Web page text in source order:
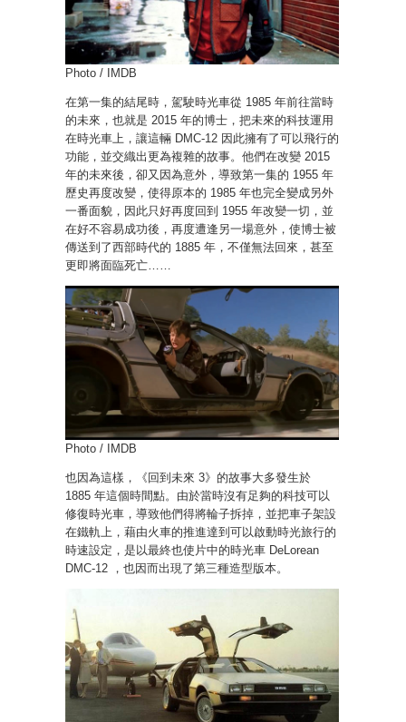
Photo / IMDB
在第一集的結尾時，駕駛時光車從 1985 年前往當時
的未來，也就是 2015 年的博士，把未來的科技運用
在時光車上，讓這輛 DMC-12 因此擁有了可以飛行的
功能，並交織出更為複雜的故事。他們在改變 2015
年的未來後，卻又因為意外，導致第一集的 1955 年
歷史再度改變，使得原本的 1985 年也完全變成另外
一番面貌，因此只好再度回到 1955 年改變一切，並
在好不容易成功後，再度遭逢另一場意外，使博士被
傳送到了西部時代的 1885 年，不僅無法回來，甚至
更即將面臨死亡……
Photo / IMDB
也因為這樣，《回到未來 3》的故事大多發生於
1885 年這個時間點。由於當時沒有足夠的科技可以
修復時光車，導致他們得將輪子拆掉，並把車子架設
在鐵軌上，藉由火車的推進達到可以啟動時光旅行的
時速設定，是以最終也使片中的時光車 DeLorean
DMC-12 ，也因而出現了第三種造型版本。